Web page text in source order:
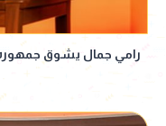
رامي جمال يشوق جمهوره